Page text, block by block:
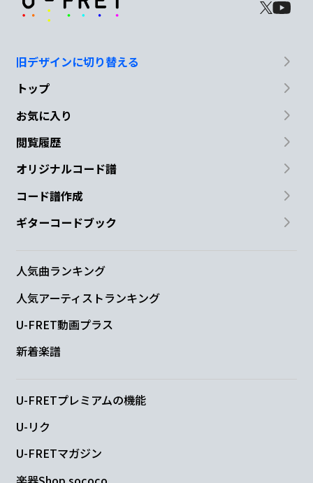
旧デザインに切り替える
トップ
お気に入り
閲覧履歴
オリジナルコード譜
コード譜作成
ギターコードブック
人気曲ランキング
人気アーティストランキング
U-FRET動画プラス
新着楽譜
U-FRETプレミアムの機能
U-リク
U-FRETマガジン